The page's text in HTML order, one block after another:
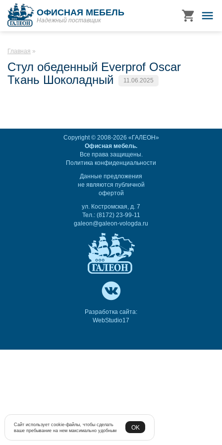
ОФИСНАЯ МЕБЕЛЬ
Надежный поставщик
Главная
Стул обеденный Everprof Oscar
Ткань Шоколадный
11.06.2025
Copyright © 2008-2026 «ГАЛЕОН»
Офисная мебель.
Все права защищены.
Политика конфиденциальности
Данные предложения
не являются публичной
офертой
ул. Костромская, д. 7
Тел.: (8172) 23-99-11
galeon@galeon-vologda.ru
Разработка сайта:
WebStudio17
Сайт использует cookie-файлы, чтобы сделать
ваше пребывание на нем максимально удобным
OK